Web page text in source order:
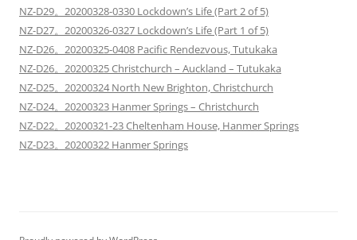
NZ-D29。20200328-0330 Lockdown’s Life (Part 2 of 5)
NZ-D27。20200326-0327 Lockdown’s Life (Part 1 of 5)
NZ-D26。20200325-0408 Pacific Rendezvous, Tutukaka
NZ-D26。20200325 Christchurch – Auckland – Tutukaka
NZ-D25。20200324 North New Brighton, Christchurch
NZ-D24。20200323 Hanmer Springs – Christchurch
NZ-D22。20200321-23 Cheltenham House, Hanmer Springs
NZ-D23。20200322 Hanmer Springs